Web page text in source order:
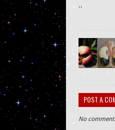
..
POST A
No